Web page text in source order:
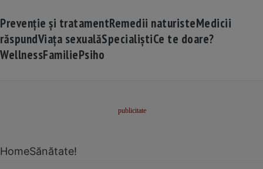
Prevenție și tratamentRemedii naturisteMedicii
răspundViața sexualăSpecialiștiCe te doare?
WellnessFamiliePsiho
HomeSănătate!